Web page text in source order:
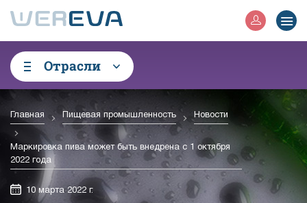
Отрасли
Главная Пищевая промышленность Новости
Маркировка пива может быть внедрена с 1 октября
2022 года
10 марта 2022 г.